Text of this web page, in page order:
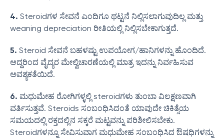
4. Steroidಗಳ ಸೇವನೆ ಎಂದಿಗೂ ಥಟ್ಟನೆ ನಿಲ್ಲಿಸಲಾಗುವುದಿಲ್ಲ ಮತ್ತು
weaning depreciation ರೀತಿಯಲ್ಲಿ ನಿಲ್ಲಿಸಬೇಕಾಗುತ್ತದೆ.
5. Steroid ಸೇವನೆ ಬಹಳಷ್ಟು ಉಪಯೋಗ/ಹಾನಿಗಳನ್ನು ಹೊಂದಿದೆ.
ಆದ್ದರಿಂದ ವೈದ್ಯರ ಮೇಲ್ವಿಚಾರಣೆಯಲ್ಲಿ ಮಾತ್ರ ಇದನ್ನು ನಿರ್ವಹಿಸುವ
ಅವಶ್ಯಕತೆಯಿದೆ.
6. ಮಧುಮೇಹ ರೋಗಿಗಳ್ಳಲ್ಲಿ steroidಗಳು ತುಂಬಾ ವಿಲಕ್ಷಣವಾಗಿ
ವರ್ತಿಸುತ್ತವೆ. Steroids ಸಂಬಂಧಿಸಿದಂತೆ ಯಾವುದೇ ಚಿಕಿತ್ಸೆಯ
ಸಮಯದಲ್ಲಿ ರಕ್ತದಲ್ಲಿನ ಸಕ್ಕರೆ ಮಟ್ಟವನ್ನು ಪರಿಶೀಲಿಸಬೇಕು.
Steroidಗಳನ್ನೂ ಸೇವಿಸುವಾಗ ಮಧುಮೇಹ ಸಂಬಂಧಿಸಿದ ಔಷಧಿಗಳನ್ನು